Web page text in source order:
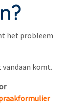
het probleem
komt.